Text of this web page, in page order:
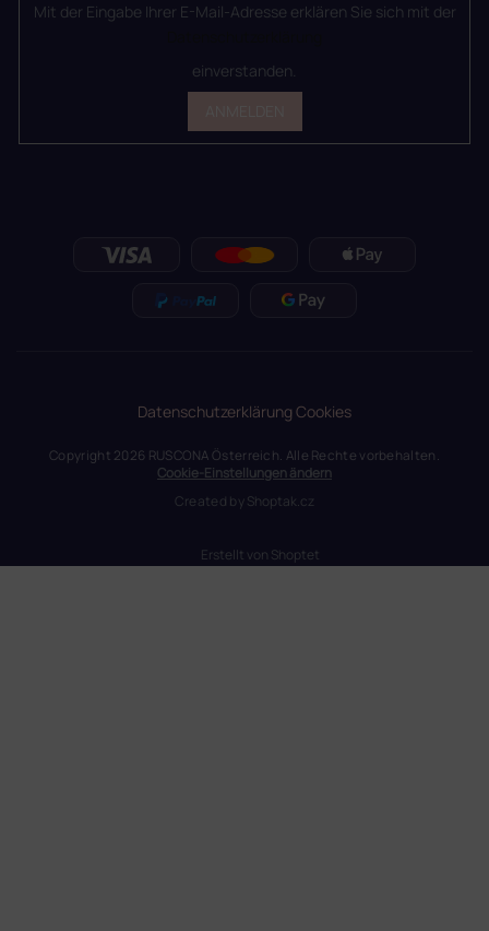
Mit der Eingabe Ihrer E-Mail-Adresse erklären Sie sich mit der
einverstanden.
DatenschutzerklärungCookies
Erstellt von Shoptet
Copyright 2026 RUSCONA Österreich. Alle Rechte vorbehalten.
Cookie-Einstellungen ändern
Created byShoptak.cz